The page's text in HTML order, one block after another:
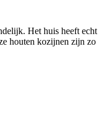
Het huis heeft echt
houten kozijnen zijn zo